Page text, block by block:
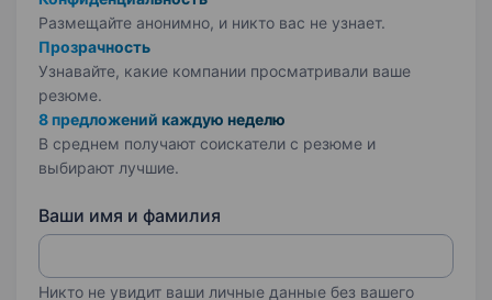
Размещайте анонимно, и никто вас не узнает.
Прозрачность
Узнавайте, какие компании просматривали ваше
резюме.
8 предложений каждую неделю
В среднем получают соискатели с резюме и
выбирают лучшие.
Ваши имя и фамилия
Никто не увидит ваши личные данные без вашего